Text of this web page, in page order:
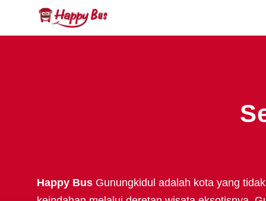
Happy Bus Gunungkidul adalah kota yang